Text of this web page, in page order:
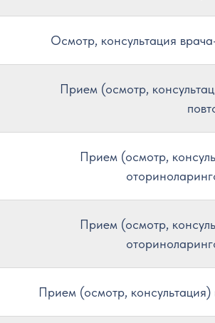
Осмотр, консультация
Прием (осмотр,
Прием (осмотр,
Прием (осмотр,
Прием (осмотр,